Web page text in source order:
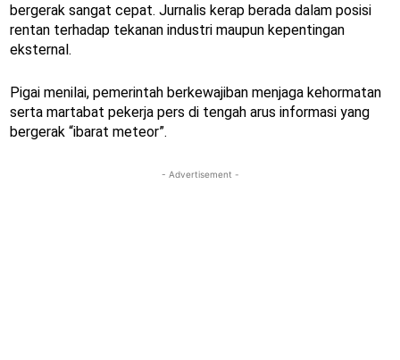
bergerak sangat cepat. Jurnalis kerap berada dalam posisi
rentan terhadap tekanan industri maupun kepentingan
eksternal.
Pigai menilai, pemerintah berkewajiban menjaga kehormatan
serta martabat pekerja pers di tengah arus informasi yang
bergerak “ibarat meteor”.
- Advertisement -